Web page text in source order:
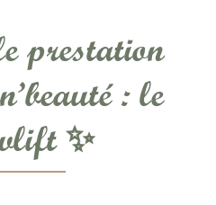
prestation
: le
✨